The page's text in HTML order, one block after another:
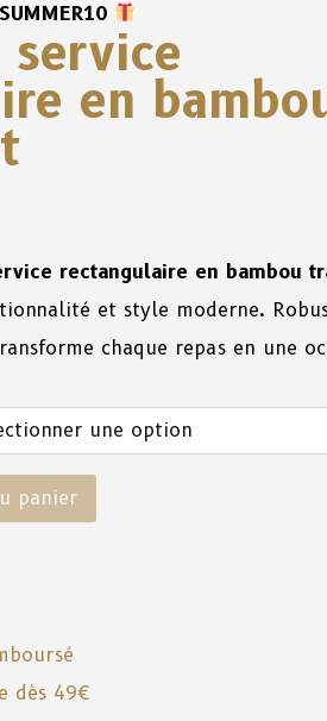
SUMMER10
service
en
rectangulaire en bambou
et style moderne.
chaque repas en une
panier
dès 49€